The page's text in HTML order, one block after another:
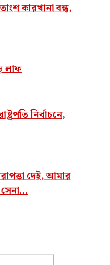
কারখানা বন্ধ,
লাফ
নির্বাচনে,
দেই, আমার